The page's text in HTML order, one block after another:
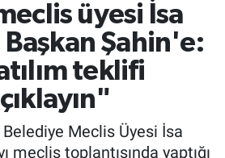
üyesi İsa
Şahin'e:
teklifi
Meclis Üyesi İsa
meclis toplantısında yaptığı